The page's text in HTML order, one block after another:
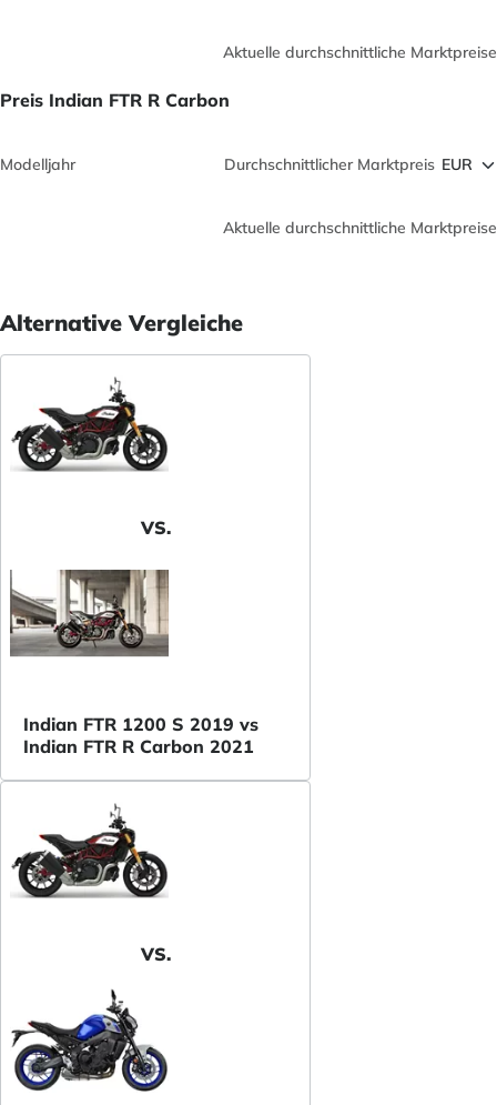
Aktuelle durchschnittliche Marktpreise
Preis Indian FTR R Carbon
Modelljahr Durchschnittlicher Marktpreis
Aktuelle durchschnittliche Marktpreise
Alternative Vergleiche
VS.
Indian FTR 1200 S 2019 vs
Indian FTR R Carbon 2021
VS.